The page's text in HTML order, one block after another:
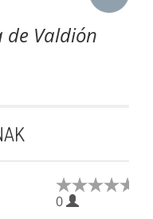
de Valdión
0